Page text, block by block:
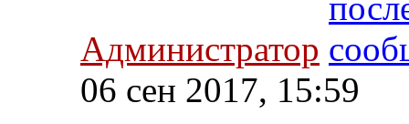
Администратор
06 сен 2017, 15:59